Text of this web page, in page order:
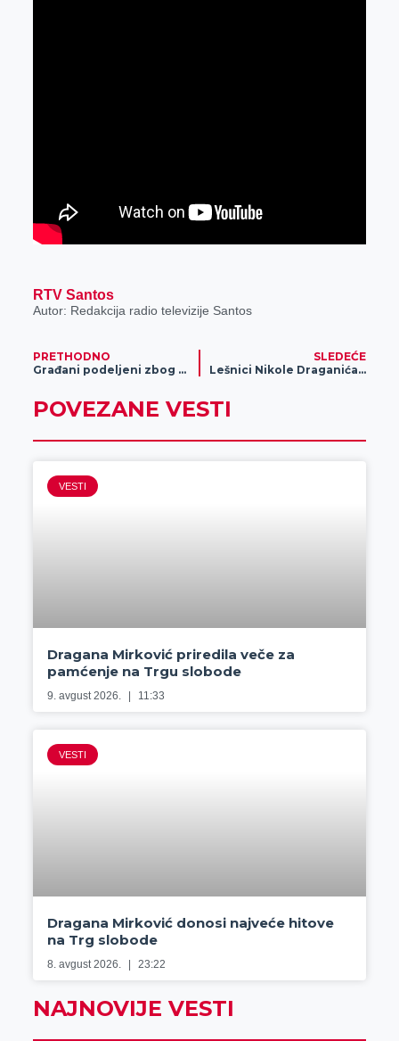
RTV Santos
Autor: Redakcija radio televizije Santos
PRETHODNO
Građani podeljeni zbog zatvaranja Srbije (VIDEO)
SLEDEĆE
Lešnici Nikole Draganića čekaju cenu
POVEZANE VESTI
VESTI
Dragana Mirković priredila veče za
pamćenje na Trgu slobode
9. avgust 2026. 11:33
VESTI
Dragana Mirković donosi najveće hitove
na Trg slobode
8. avgust 2026. 23:22
NAJNOVIJE VESTI